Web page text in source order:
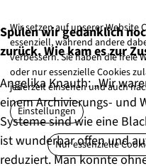
Spulen wir gedanklich
zurück. Wie kam es zur
Angelika Knauth: „Wir
einem Archivierungs- und
Systeme sind wie eine
ist wunderbar offen und
reduziert. Man konnte
Wir setzen auf unserer Website
essenziell, während andere
verbessern. Sie haben die freie
oder nur essenzielle Cookies
jederzeit einsehen und auch
Einstellungen
Nur essenzielle